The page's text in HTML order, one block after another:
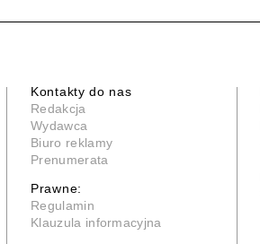
Kontakty do nas
Redakcja
Wydawca
Biuro reklamy
Prenumerata
Prawne:
Regulamin
Klauzula informacyjna